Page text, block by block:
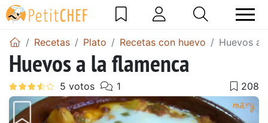
Recetas Plato Recetas con huevo Huevos a
Huevos a la flamenca